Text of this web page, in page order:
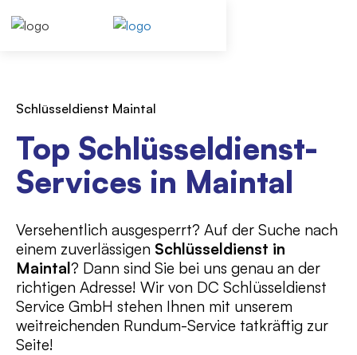
Schlüsseldienst Maintal
Top Schlüsseldienst-
Services in Maintal
Versehentlich ausgesperrt? Auf der Suche nach
einem zuverlässigen Schlüsseldienst in
Maintal? Dann sind Sie bei uns genau an der
richtigen Adresse! Wir von DC Schlüsseldienst
Service GmbH stehen Ihnen mit unserem
weitreichenden Rundum-Service tatkräftig zur
Seite!